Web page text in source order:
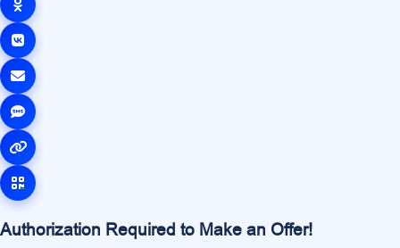
Authorization Required to Make an Offer!